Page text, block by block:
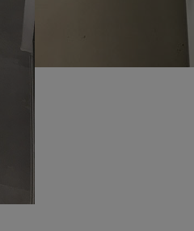
Installation